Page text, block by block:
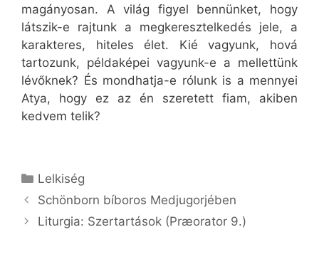
magányosan. A világ figyel bennünket, hogy
látszik-e rajtunk a megkeresztelkedés jele, a
karakteres, hiteles élet. Kié vagyunk, hová
tartozunk, példaképei vagyunk-e a mellettünk
lévőknek? És mondhatja-e rólunk is a mennyei
Atya, hogy ez az én szeretett fiam, akiben
kedvem telik?
Kategória
Lelkiség
Schönborn bíboros Medjugorjében
Liturgia: Szertartások (Præorator 9.)